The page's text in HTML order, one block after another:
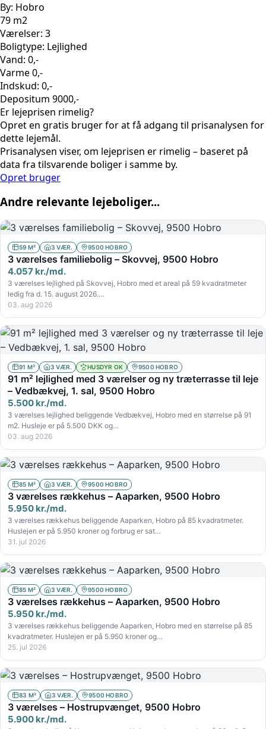
By: Hobro
79 m2
Værelser: 3
Boligtype: Lejlighed
Vand: 0,-
Varme 0,-
Indskud: 0,-
Depositum 9000,-
Er lejeprisen rimelig?
Opret en gratis bruger for at få adgang til prisanalysen for
dette lejemål.
Prisanalysen viser, om lejeprisen er rimelig – baseret på
data fra tilsvarende boliger i samme by.
Opret bruger
Andre relevante lejeboliger...
59 M² 3 VÆR. 9500 HOBRO
3 værelses familiebolig – Skovvej, 9500 Hobro
4.057 kr./md.
3 værelses lejlighed på Skovvej, Hobro med et areal på 59 kvadratmeter
ledig fra d. 15. august 2026.…
03. aug 2026
91 M² 3 VÆR. HUSDYR OK 9500 HOBRO
91 m² lejlighed med 3 værelser og ny træterrasse til leje
– Vedbækvej, 1. sal, 9500 Hobro
5.500 kr./md.
3 værelses lejlighed beliggende Vedbækvej, Hobro med en størrelse på 91
m2. Husleje er på 5.500 DKK og…
03. aug 2026
85 M² 3 VÆR. 9500 HOBRO
3 værelses rækkehus – Aaparken, 9500 Hobro
5.950 kr./md.
3 værelses rækkehus beliggende Aaparken, Hobro på 85 kvadratmeter.
Huslejen er på 5.950 kroner og forbrug er sat…
31. jul 2026
85 M² 3 VÆR. 9500 HOBRO
3 værelses rækkehus – Aaparken, 9500 Hobro
5.950 kr./md.
3 værelses rækkehus beliggende Aaparken, Hobro med en størrelse på 85
kvadratmeter. Huslejen er på 5.950 kroner og…
25. jul 2026
83 M² 3 VÆR. 9500 HOBRO
3 værelses – Hostrupvænget, 9500 Hobro
5.900 kr./md.